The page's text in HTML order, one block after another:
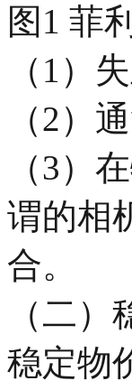
图1 菲
（1）
（2）
（3）
谓的相
合。
（二
稳定物